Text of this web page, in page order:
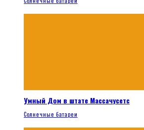
Умный Дом в штате Массачусетс
Солнечные батареи